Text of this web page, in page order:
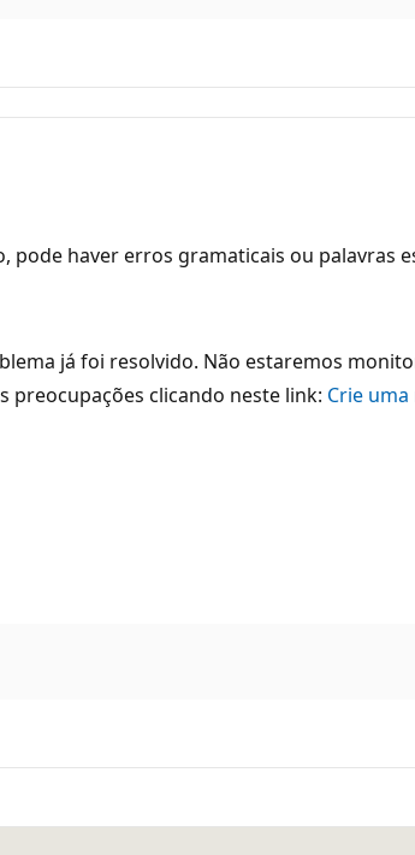
haver erros gramaticais ou palavras
já foi resolvido. Não estaremos
preocupações clicando neste link: Crie